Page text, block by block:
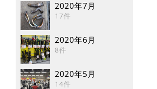
2020年7月
17件
2020年6月
8件
2020年5月
14件